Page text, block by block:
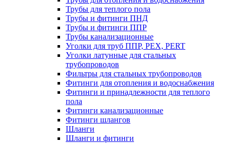
Трубы для теплого пола
Трубы и фитинги ПНД
Трубы и фитинги ППР
Трубы канализационные
Уголки для труб ППР, PEX, PERT
Уголки латунные для стальных
трубопроводов
Фильтры для стальных трубопроводов
Фитинги для отопления и водоснабжения
Фитинги и принадлежности для теплого
пола
Фитинги канализационные
Фитинги шлангов
Шланги
Шланги и фитинги